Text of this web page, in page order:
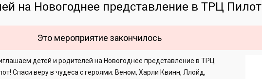
на Новогоднее представление в ТРЦ Пилот
Это мероприятие закончилось
детей и родителей на Новогоднее представление в ТРЦ
Спаси веру в чудеса с героями: Веном, Харли Квинн, Ллойд,